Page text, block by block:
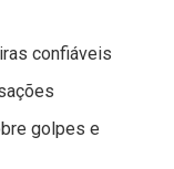
confiáveis
golpes e